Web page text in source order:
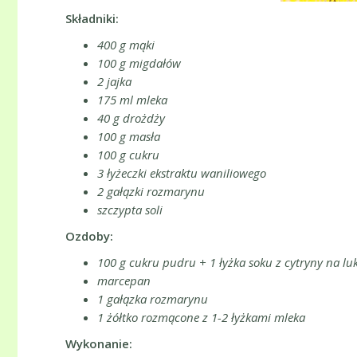
Składniki:
400 g mąki
100 g migdałów
2 jajka
175 ml mleka
40 g drożdży
100 g masła
100 g cukru
3 łyżeczki ekstraktu waniliowego
2 gałązki rozmarynu
szczypta soli
Ozdoby:
100 g cukru pudru + 1 łyżka soku z cytryny na
marcepan
1 gałązka rozmarynu
1 żółtko rozmącone z 1-2 łyżkami mleka
Wykonanie: